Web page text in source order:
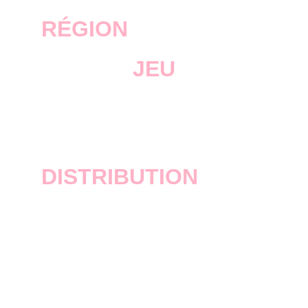
RÉGION
JEU
DISTRIBUTION